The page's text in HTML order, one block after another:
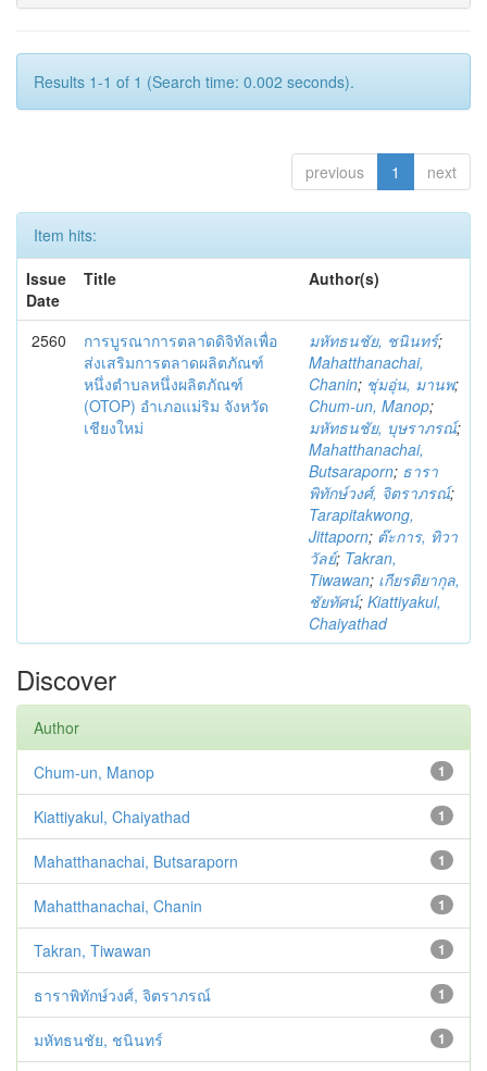
Results 1-1 of 1 (Search time: 0.002 seconds).
previous 1 next
Item hits:
Issue
Date
Title Author(s)
2560
การบูรณาการตลาดดิจิทัลเพื่อ
ส่งเสริมการตลาดผลิตภัณฑ์
หนึ่งตำบลหนึ่งผลิตภัณฑ์
(OTOP) อำเภอแม่ริม จังหวัด
เชียงใหม่
มหัทธนชัย, ชนินทร์;
Mahatthanachai,
Chanin; ชุ่มอุ่น, มานพ;
Chum-un, Manop;
มหัทธนชัย, บุษราภรณ์;
Mahatthanachai,
Butsaraporn; ธารา
พิทักษ์วงศ์, จิตราภรณ์;
Tarapitakwong,
Jittaporn; ต๊ะการ, ทิวา
วัลย์; Takran,
Tiwawan; เกียรติยากุล,
ชัยทัศน์; Kiattiyakul,
Chaiyathad
Discover
Author
1
Chum-un, Manop
1
Kiattiyakul, Chaiyathad
1
Mahatthanachai, Butsaraporn
1
Mahatthanachai, Chanin
1
Takran, Tiwawan
1
ธาราพิทักษ์วงศ์, จิตราภรณ์
1
มหัทธนชัย, ชนินทร์